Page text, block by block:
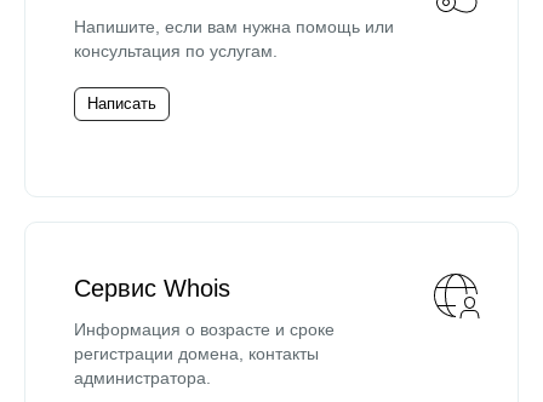
Напишите, если вам нужна помощь или
консультация по услугам.
Написать
Сервис Whois
Информация о возрасте и сроке
регистрации домена, контакты
администратора.